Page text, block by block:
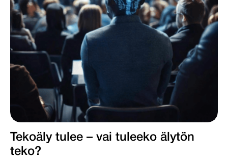
Tekoäly tulee – vai tuleeko älytön
teko?